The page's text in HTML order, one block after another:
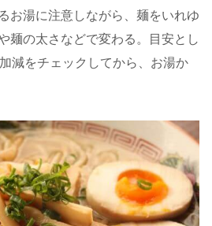
お湯に注意しながら、麺をいれゆ
麺の太さなどで変わる。目安とし
減をチェックしてから、お湯か